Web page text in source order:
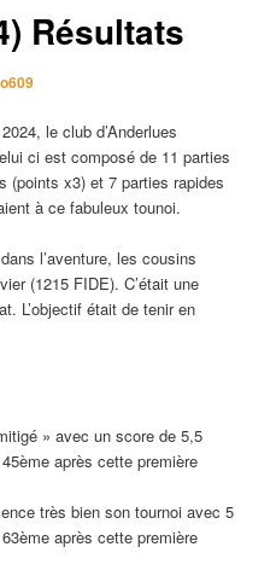
Résultats
le club d’Anderlues
ci est composé de 11 parties
(points x3) et 7 parties rapides
à ce fabuleux tounoi.
l’aventure, les cousins
(1215 FIDE). C’était une
L’objectif était de tenir en
» avec un score de 5,5
après cette première
très bien son tournoi avec 5
après cette première